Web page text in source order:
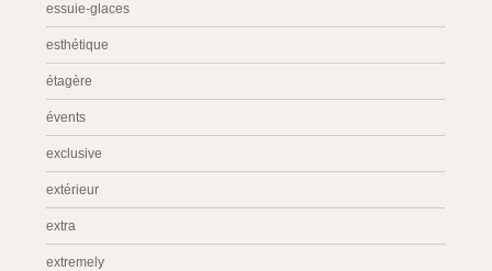
essuie-glaces
esthétique
étagère
évents
exclusive
extérieur
extra
extremely